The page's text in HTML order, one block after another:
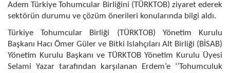
Adem Türkiye Tohumcular Birliğini (TÜRKTOB) ziyaret ederek
sektörün durumu ve çözüm önerileri konularında bilgi aldı.
Türkiye Tohumcular Birliği (TÜRKTOB) Yönetim Kurulu
Başkanı Hacı Ömer Güler ve Bitki Islahçıları Alt Birliği (BİSAB)
Yönetim Kurulu Başkanı ve TÜRKTOB Yönetim Kurulu Üyesi
Selami Yazar tarafından karşılanan Erdem’e ‘’Tohumculuk